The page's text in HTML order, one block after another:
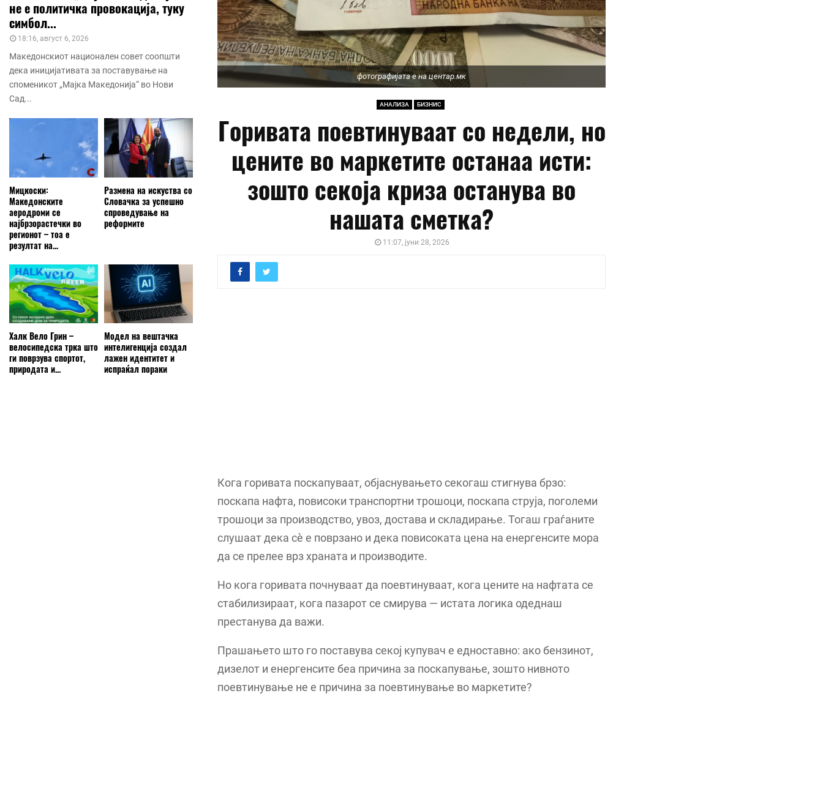
фотографијата е на центар.мк
АНАЛИЗА БИЗНИС
Горивата поевтинуваат со недели, но
цените во маркетите останаа исти:
зошто секоја криза останува во
нашата сметка?
11:07, јуни 28, 2026
Кога горивата поскапуваат, објаснувањето секогаш стигнува брзо:
поскапа нафта, повисоки транспортни трошоци, поскапа струја, поголеми
трошоци за производство, увоз, достава и складирање. Тогаш граѓаните
слушаат дека сè е поврзано и дека повисоката цена на енергенсите мора
да се прелее врз храната и производите.
Но кога горивата почнуваат да поевтинуваат, кога цените на нафтата се
стабилизираат, кога пазарот се смирува — истата логика одеднаш
престанува да важи.
Прашањето што го поставува секој купувач е едноставно: ако бензинот,
дизелот и енергенсите беа причина за поскапување, зошто нивното
поевтинување не е причина за поевтинување во маркетите?
не е политичка провокација, туку
симбол...
18:16, август 6, 2026
Македонскиот национален совет соопшти
дека иницијативата за поставување на
споменикот „Мајка Македонија“ во Нови
Сад...
Мицкоски:
Македонските
аеродроми се
најбрзорастечки во
регионот – тоа е
резултат на...
Размена на искуства со
Словачка за успешно
спроведување на
реформите
Халк Вело Грин –
велосипедска трка што
ги поврзува спортот,
природата и...
Модел на вештачка
интелигенција создал
лажен идентитет и
испраќал пораки